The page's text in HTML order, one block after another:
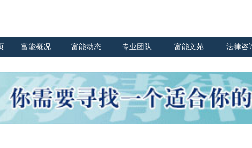
富能概况 富能动态 专业团队 富能文苑 法律咨